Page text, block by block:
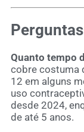
Quanto tempo
cobre costuma
12 em alguns
uso
desde 2024,
de até 5 anos.